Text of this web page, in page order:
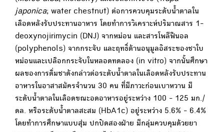
japonica; water chestnut) ต่อการควบคุมระดับน้ำตาลใน
เลือดหลังรับประทานอาหาร โดยทำการวิเคราะห์ปริมาณสาร 1-
deoxynojirimycin (DNJ) จากหม่อน และสารโพลีฟีนอล
(polyphenols) จากกระจับ และฤทธิ์ต้านอนุมูลอิสระของชาใบ
หม่อนและเปลือกกระจับในหลอดทดลอง (in vitro) จากนั้นศึกษา
ผลของการดื่มชาดังกล่าวต่อระดับน้ำตาลในเลือดหลังรับประทาน
อาหารในอาสาสมัครจำนวน 30 คน ที่มีภาวะก่อนเบาหวาน มี
ระดับน้ำตาลในเลือดขณะอดอาหารอยู่ระหว่าง 100 - 125 มก./
ดล. หรือระดับน้ำตาลสะสม (HbA1c) อยู่ระหว่าง 5.6% - 6.4%
โดยทำการศึกษาแบบสุ่ม ปกปิดสองฝ่าย มีกลุ่มควบคุมด้วยยา